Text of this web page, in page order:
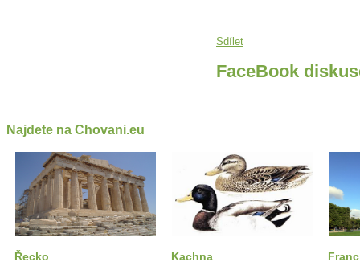
Sdílet
FaceBook
Najdete na Chovani.eu
Řecko Kachna